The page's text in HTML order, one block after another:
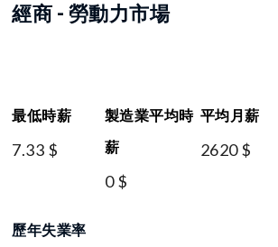
經商 - 勞動力市場
最低時薪
7.33 $
製造業平均時
薪
0 $
平均月薪
2620 $
歷年失業率